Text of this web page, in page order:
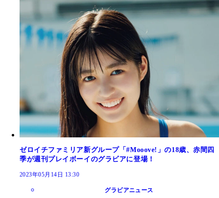
ゼロイチファミリア新グループ「#Mooove!」の18歳、赤間四
季が週刊プレイボーイのグラビアに登場！
2023年05月14日 13:30
グラビアニュース